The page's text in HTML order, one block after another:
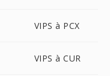
VIPS à PCX
VIPS à CUR